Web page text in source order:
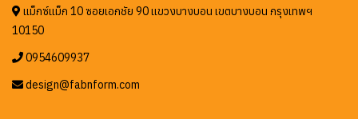
แม็กซ์แม็ก 10 ซอยเอกชัย 90 แขวงบางบอน เขตบางบอน กรุงเทพฯ
10150
0954609937
design@fabnform.com